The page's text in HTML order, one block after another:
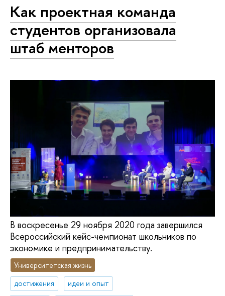
Как проектная команда
студентов организовала
штаб менторов
В воскресенье 29 ноября 2020 года завершился
Всероссийский кейс-чемпионат школьников по
экономике и предпринимательству.
Университетская жизнь
достижения
идеи и опыт